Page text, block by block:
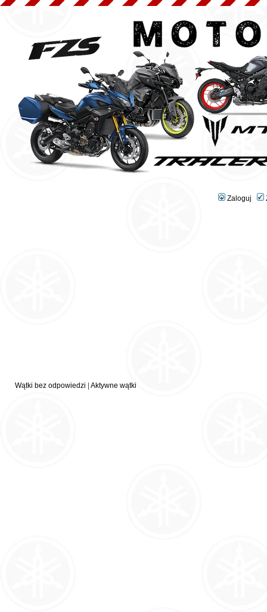
Zaloguj
Wątki bez odpowiedzi Aktywne wątki